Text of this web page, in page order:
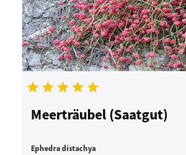
Meerträubel (Saatgut)
Ephedra distachya